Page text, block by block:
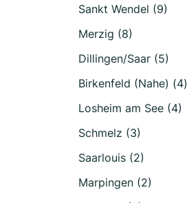
Sankt Wendel (9)
Merzig (8)
Dillingen/Saar (5)
Birkenfeld (Nahe) (4)
Losheim am See (4)
Schmelz (3)
Saarlouis (2)
Marpingen (2)